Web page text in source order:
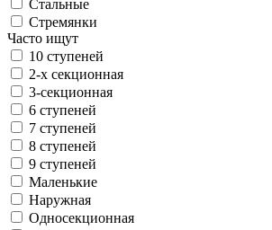
Стальные
Стремянки
Часто ищут
10 ступеней
2-х секционная
3-секционная
6 ступеней
7 ступеней
8 ступеней
9 ступеней
Маленькие
Наружная
Односекционная